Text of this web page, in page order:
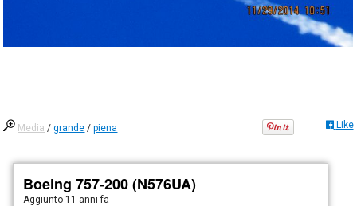
Media /grande /piena Like
Boeing 757-200 (N576UA)
Aggiunto 11 anni fa